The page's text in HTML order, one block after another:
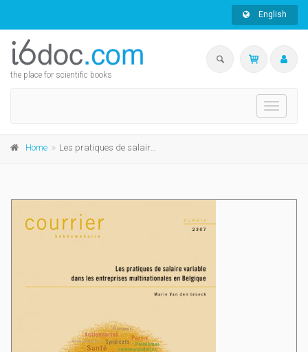
English
the place for scientific books
Toggle
Home Les pratiques de salaire variable dans les entreprises multinationales en Belgique